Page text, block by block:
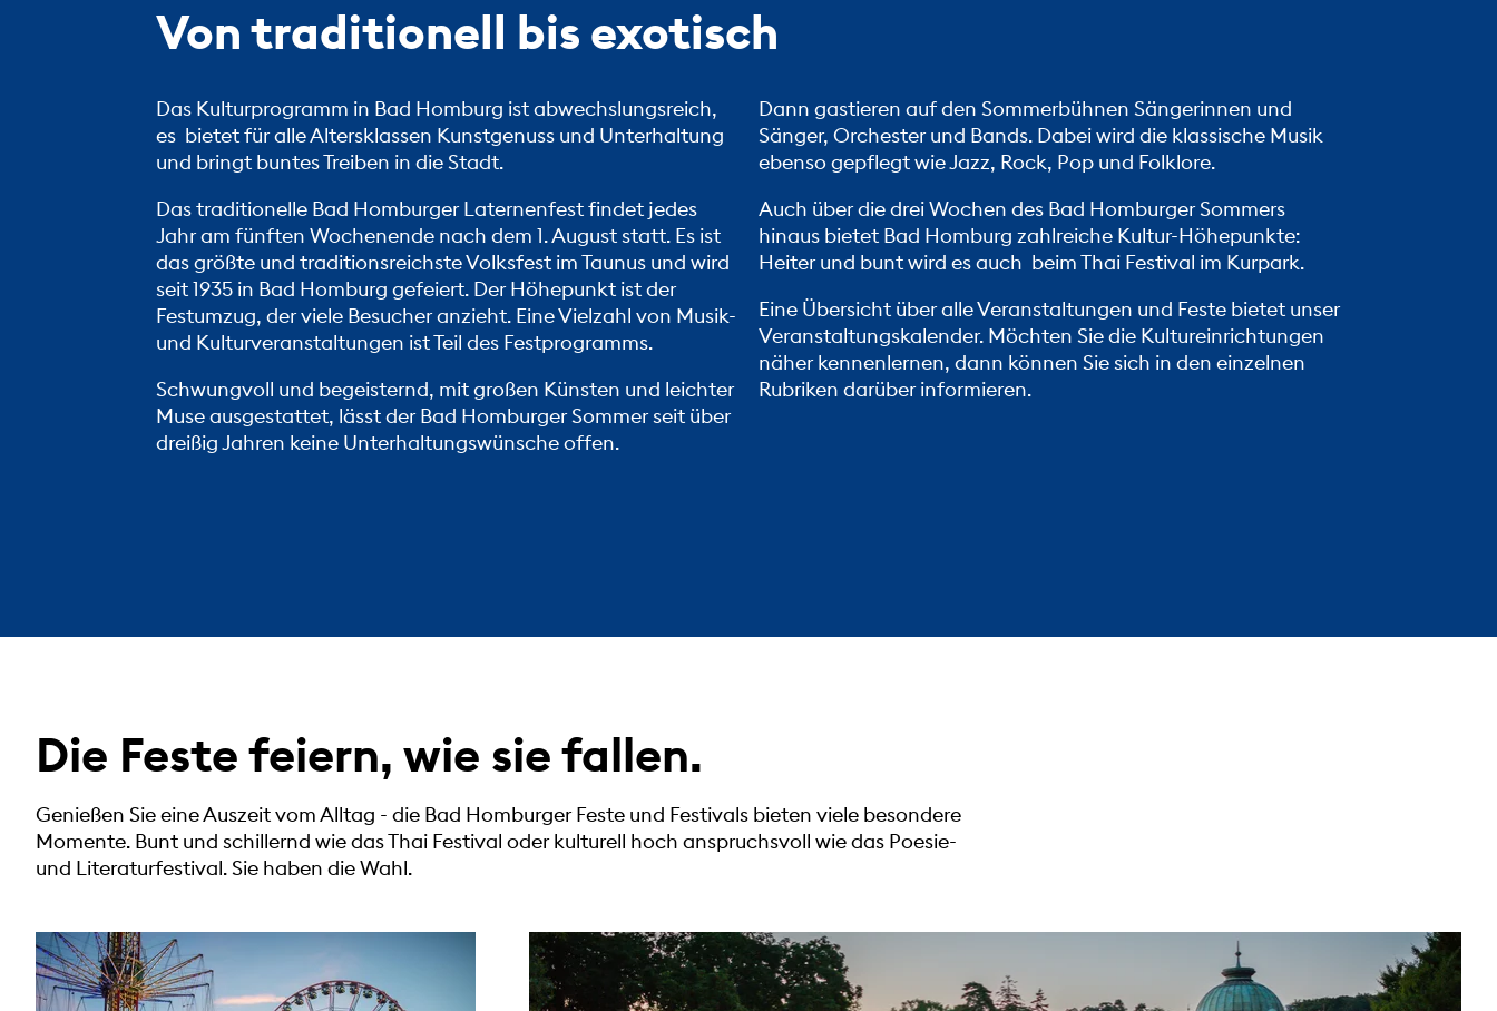
Von traditionell bis exotisch
Das Kulturprogramm in Bad Homburg ist abwechslungsreich,
es bietet für alle Altersklassen Kunstgenuss und Unterhaltung
und bringt buntes Treiben in die Stadt.
Das traditionelle Bad HomburgerLaternenfestfindet jedes
Jahr am fünften Wochenende nach dem 1. August statt. Es ist
das größte und traditionsreichste Volksfest im Taunus und wird
seit 1935 in Bad Homburg gefeiert. Der Höhepunkt ist der
Festumzug, der viele Besucher anzieht. Eine Vielzahl von Musik-
und Kulturveranstaltungen ist Teil des Festprogramms.
Schwungvoll und begeisternd, mit großen Künsten und leichter
Muse ausgestattet, lässt derBad Homburger Sommerseit über
dreißig Jahren keine Unterhaltungswünsche offen.
Dann gastieren auf den Sommerbühnen Sängerinnen und
Sänger, Orchester und Bands. Dabei wird die klassische Musik
ebenso gepflegt wie Jazz, Rock, Pop und Folklore.
Auch über die drei Wochen des Bad Homburger Sommers
hinaus bietet Bad Homburg zahlreiche Kultur-Höhepunkte:
Heiter und bunt wird es auch beimThai Festival im Kurpark.
Eine Übersicht über alle Veranstaltungen und Feste bietet unser
Veranstaltungskalender. Möchten Sie die Kultureinrichtungen
näher kennenlernen, dann können Sie sich in den einzelnen
Rubriken darüber informieren.
Die Feste feiern, wie sie fallen.
Genießen Sie eine Auszeit vom Alltag - die Bad Homburger Feste und Festivals bieten viele besondere
Momente. Bunt und schillernd wie das Thai Festival oder kulturell hoch anspruchsvoll wie das Poesie-
und Literaturfestival. Sie haben die Wahl.